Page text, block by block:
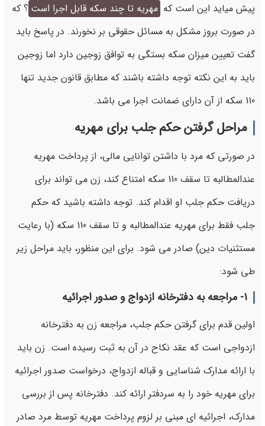
پیش میاید این است که مهریه تا چند سکه قابل اجرا است ؟ که
در صورت بروز مشکل به مسائل حقوقی بر نخورند. در پاسخ باید
گفت تعیین میزان سکه بستگی به توافق زوجین دارد اما زوجین
باید به این نکته توجه داشته باشند که مطابق قانون جدید تنها
110 سکه از آن دارای ضمانت اجرا می باشد.
مراحل گرفتن حکم جلب برای مهریه
در صورتی که مرد با داشتن توانایی مالی، از پرداخت مهریه
عندالمطالبه تا سقف 110 سکه امتناع کند، زن می تواند برای
دریافت حکم جلب او اقدام کند. توجه داشته باشید که حکم
جلب فقط برای مهریه عندالمطالبه و تا سقف 110 سکه (با رعایت
مستثنیات دین) صادر می شود. برای این منظور، باید مراحل زیر
طی شود:
۱- مراجعه به دفترخانه ازدواج و صدور اجرائیه
اولین قدم برای گرفتن حکم جلب، مراجعه زن به دفترخانه
ازدواجی است که عقد نکاح در آن به ثبت رسیده است. زن باید
با ارائه مدارک شناسایی و قباله ازدواج، درخواست صدور اجرائیه
برای مهریه خود را به سردفتر ارائه کند. دفترخانه پس از بررسی
مدارک، اجرائیه ای مبنی بر لزوم پرداخت مهریه توسط مرد صادر